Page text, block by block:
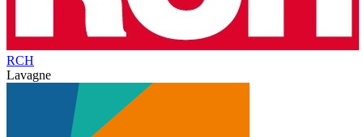
RCH
Lavagne